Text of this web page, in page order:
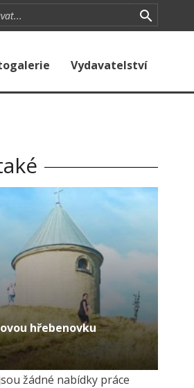
Vydavatelství
hřebenovku
žádné nabídky práce